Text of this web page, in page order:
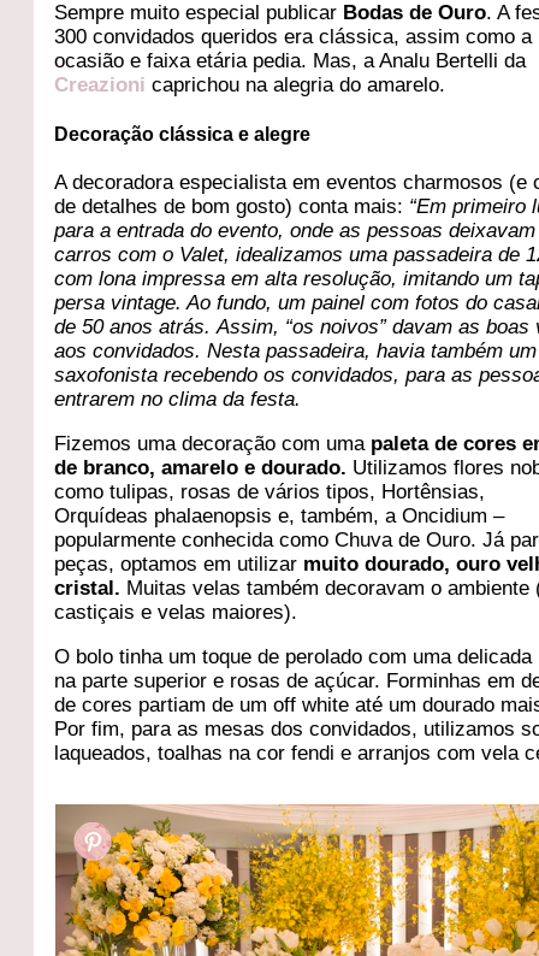
Sempre muito especial publicar Bodas de Ouro. A
300 convidados queridos era clássica, assim como a
ocasião e faixa etária pedia. Mas, a Analu Bertelli da
Creazioni caprichou na alegria do amarelo.
Decoração clássica e alegre
A decoradora especialista em eventos charmosos (e
de detalhes de bom gosto) conta mais: “Em primeiro
para a entrada do evento, onde as pessoas
carros com o Valet, idealizamos uma passadeira de
com lona impressa em alta resolução, imitando um
persa vintage. Ao fundo, um painel com fotos do
de 50 anos atrás. Assim, “os noivos” davam as boas
aos convidados. Nesta passadeira, havia também um
saxofonista recebendo os convidados, para as
entrarem no clima da festa.
Fizemos uma decoração com uma paleta de cores
de branco, amarelo e dourado. Utilizamos flores
como tulipas, rosas de vários tipos, Hortênsias,
Orquídeas phalaenopsis e, também, a Oncidium –
popularmente conhecida como Chuva de Ouro. Já
peças, optamos em utilizar muito dourado, ouro
cristal. Muitas velas também decoravam o ambiente
castiçais e velas maiores).
O bolo tinha um toque de perolado com uma delicada
na parte superior e rosas de açúcar. Forminhas em
de cores partiam de um off white até um dourado
Por fim, para as mesas dos convidados, utilizamos
laqueados, toalhas na cor fendi e arranjos com vela